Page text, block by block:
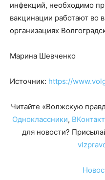
инфекций, необходимо
вакцинации работают во
организациях
Марина Шевченко
Источник: https://
Читайте «Волжскую
Одноклассники,
для новости?